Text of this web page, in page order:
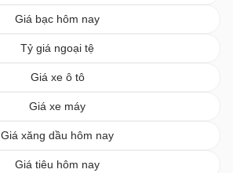
Giá bạc hôm nay
Tỷ giá ngoại tệ
Giá xe ô tô
Giá xe máy
Giá xăng dầu hôm nay
Giá tiêu hôm nay